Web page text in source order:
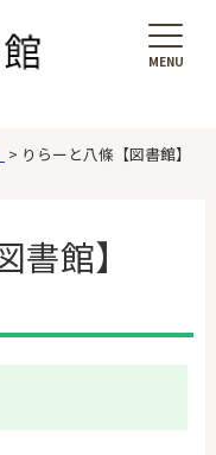
MENU
> りらーと八條【図書館】
書館】